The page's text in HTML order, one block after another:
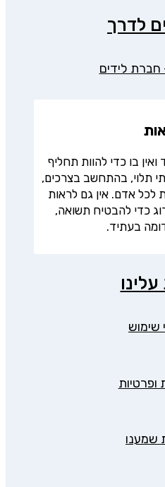
לדרך
חברת לידים
בו כדי להוות תחליף
תלוי, בהתחשב בצרכים,
לכל אדם. אין גם לראות
כדי להבטיח תשואה,
בעתיד.
שימוש
ופרטיות
שמענו